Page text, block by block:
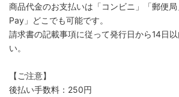
商品代金のお支払いは「コンビニ」「郵便
Pay」どこでも可能です。
請求書の記載事項に従って発行日から14日
い。
【ご注意】
後払い手数料：250円